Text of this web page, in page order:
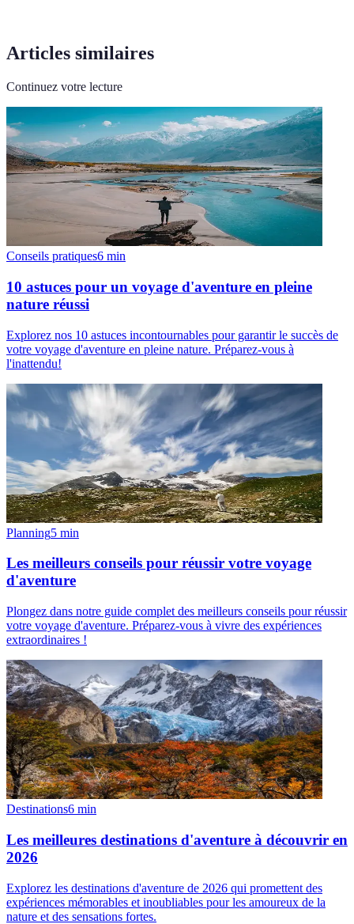
Articles similaires
Continuez votre lecture
Conseils pratiques6 min
10 astuces pour un voyage d'aventure en pleine
nature réussi
Explorez nos 10 astuces incontournables pour garantir le succès de
votre voyage d'aventure en pleine nature. Préparez-vous à
l'inattendu!
Planning5 min
Les meilleurs conseils pour réussir votre voyage
d'aventure
Plongez dans notre guide complet des meilleurs conseils pour réussir
votre voyage d'aventure. Préparez-vous à vivre des expériences
extraordinaires !
Destinations6 min
Les meilleures destinations d'aventure à découvrir en
2026
Explorez les destinations d'aventure de 2026 qui promettent des
expériences mémorables et inoubliables pour les amoureux de la
nature et des sensations fortes.